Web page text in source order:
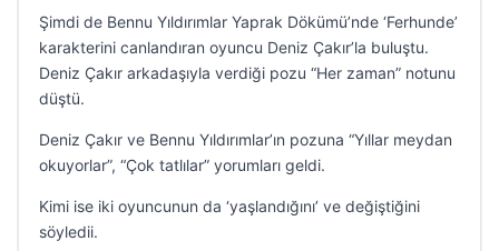
Şimdi de Bennu Yıldırımlar Yaprak Dökümü’nde ‘Ferhunde’
karakterini canlandıran oyuncu Deniz Çakır’la buluştu.
Deniz Çakır arkadaşıyla verdiği pozu “Her zaman” notunu
düştü.
Deniz Çakır ve Bennu Yıldırımlar’ın pozuna “Yıllar meydan
okuyorlar”, “Çok tatlılar” yorumları geldi.
Kimi ise iki oyuncunun da ‘yaşlandığını’ ve değiştiğini
söyledii.